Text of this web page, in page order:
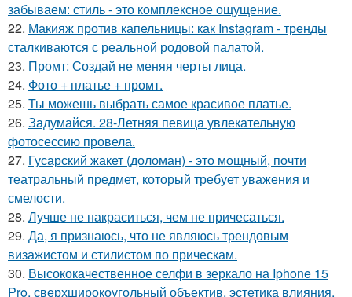
забываем: стиль - это комплексное ощущение.
22. Макияж против капельницы: как Instagram - тренды
сталкиваются с реальной родовой палатой.
23. Промт: Создай не меняя черты лица.
24. Фото + платье + промт.
25. Ты можешь выбрать самое красивое платье.
26. Задумайся. 28-Летняя певица увлекательную
фотосессию провела.
27. Гусарский жакет (доломан) - это мощный, почти
театральный предмет, который требует уважения и
смелости.
28. Лучше не накраситься, чем не причесаться.
29. Да, я признаюсь, что не являюсь трендовым
визажистом и стилистом по прическам.
30. Высококачественное селфи в зеркало на Iphone 15
Pro, сверхширокоугольный объектив, эстетика влияния.